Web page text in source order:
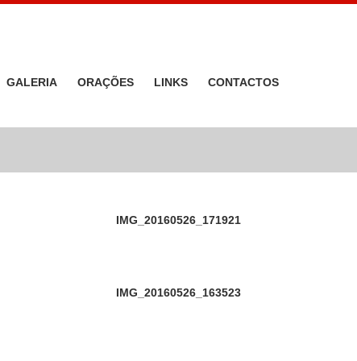
GALERIA ORAÇÕES LINKS CONTACTOS
IMG_20160526_171921
IMG_20160526_163523